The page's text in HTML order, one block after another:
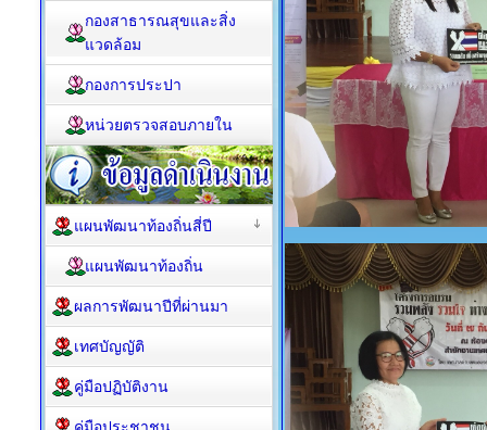
กองสาธารณสุขและสิ่ง
แวดล้อม
กองการประปา
หน่วยตรวจสอบภายใน
แผนพัฒนาท้องถิ่นสี่ปี
แผนพัฒนาท้องถิ่น
ผลการพัฒนาปีที่ผ่านมา
เทศบัญญัติ
คู่มือปฏิบัติงาน